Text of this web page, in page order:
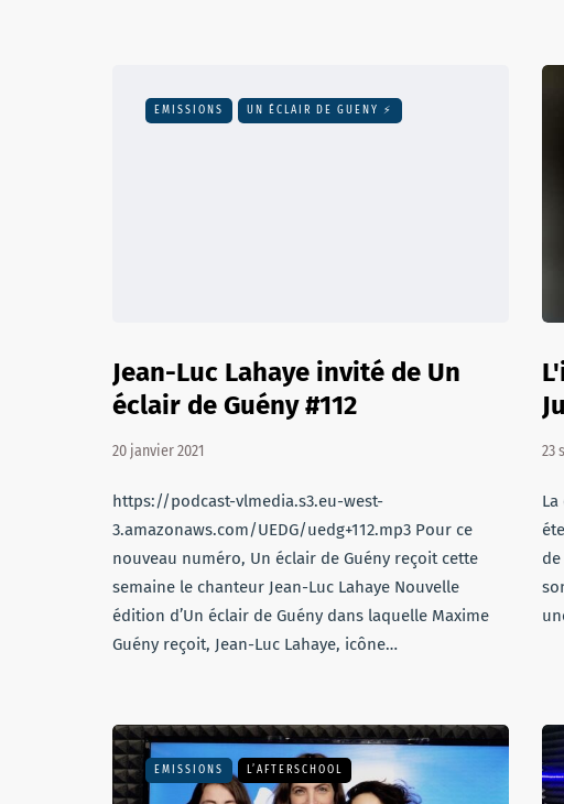
EMISSIONS UN ÉCLAIR DE GUENY ⚡️
Jean-Luc Lahaye invité de Un
éclair de Guény #112
20 janvier 2021
https://podcast-vlmedia.s3.eu-west-
3.amazonaws.com/UEDG/uedg+112.mp3 Pour ce
nouveau numéro, Un éclair de Guény reçoit cette
semaine le chanteur Jean-Luc Lahaye Nouvelle
édition d’Un éclair de Guény dans laquelle Maxime
Guény reçoit, Jean-Luc Lahaye, icône…
23
EMISSIONS L’AFTERSCHOOL